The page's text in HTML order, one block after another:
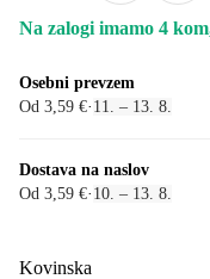
Na zalogi imamo 4
Osebni prevzem
Od 3,59 €· 11. – 13. 8.
Dostava na naslov
Od 3,59 €· 10. – 13. 8.
Kovinska